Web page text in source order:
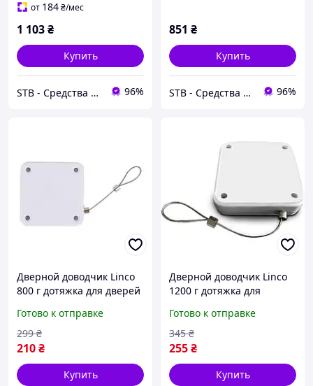
00015)
от 184₴/мес
1 103₴
Купить
STB - Средства Технической Безопасности 96%
851 ₴
Купить
STB - Средства Технической Безопасности 96%
Дверной доводчик Linco
800 г дотяжка для дверей
Готово к отправке
210₴
299 ₴
Купить
Дверной доводчик Linco
1200 г дотяжка для
(HbP051335)
Готово к отправке
255₴
345 ₴
Купить